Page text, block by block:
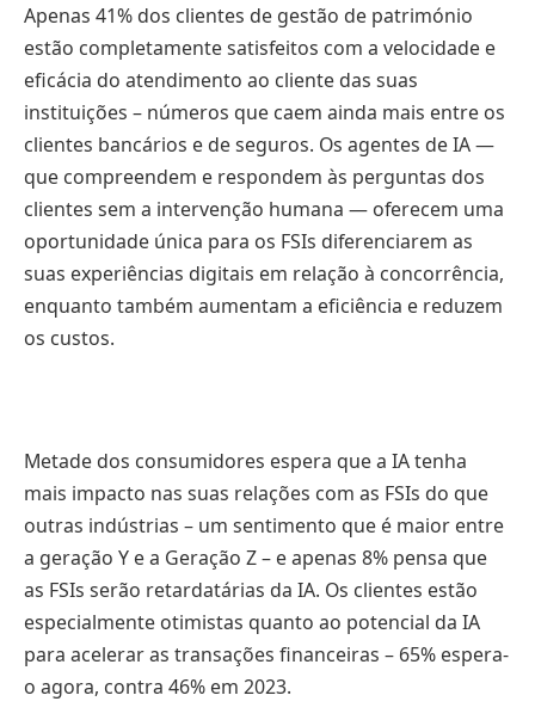
Apenas 41% dos clientes de gestão de património
estão completamente satisfeitos com a velocidade e
eficácia do atendimento ao cliente das suas
instituições – números que caem ainda mais entre os
clientes bancários e de seguros. Os agentes de IA —
que compreendem e respondem às perguntas dos
clientes sem a intervenção humana — oferecem uma
oportunidade única para os FSIs diferenciarem as
suas experiências digitais em relação à concorrência,
enquanto também aumentam a eficiência e reduzem
os custos.
Metade dos consumidores espera que a IA tenha
mais impacto nas suas relações com as FSIs do que
outras indústrias – um sentimento que é maior entre
a geração Y e a Geração Z – e apenas 8% pensa que
as FSIs serão retardatárias da IA. Os clientes estão
especialmente otimistas quanto ao potencial da IA ​​
para acelerar as transações financeiras – 65% espera-
o agora, contra 46% em 2023.